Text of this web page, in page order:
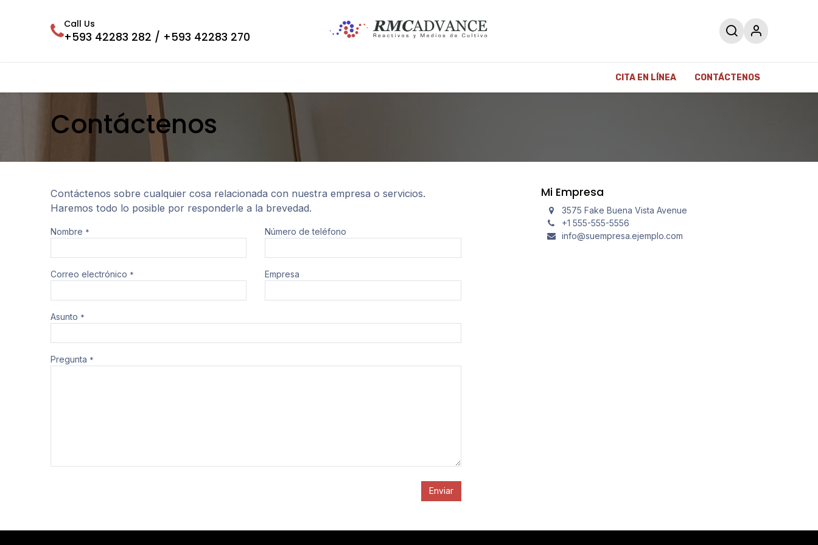
Call Us
+593 42283 282 / +593 42283 270
CITA EN LÍNEA CONTÁCTENOS
Contáctenos
Contáctenos sobre cualquier cosa relacionada con nuestra empresa o servicios.
Haremos todo lo posible por responderle a la brevedad.
Nombre * Número de teléfono
Correo electrónico * Empresa
Asunto *
Pregunta *
Enviar
Mi Empresa
3575 Fake Buena Vista Avenue
+1 555-555-5556
info@suempresa.ejemplo.com